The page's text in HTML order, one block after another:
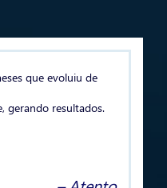
que evoluiu de
gerando resultados.